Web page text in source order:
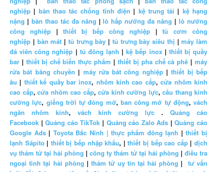
nghiệp | bàn thao tác chống tĩnh điện | kệ trung tải | kệ hạng
nặng | bàn thao tác đa năng |lò hấp nướng đa năng |lò nướng
công nghiệp|thiết bị bếp công nghiệp|tủ cơm công
nghiệp | bàn mát | tủ trưng bày | tủ trưng bày siêu thị |máy làm
đá viên công nghiệp | tủ đông lạnh |kệ bếp inox| thiết bị quầy
bar | thiết bị chế biến thực phẩm | thiết bị pha chế cà phê | máy
rửa bát băng chuyền | máy rửa bát công nghiệp|thiết bị bếp
âu | thiết kế quầy bar inox, nhôm kính cao cấp,cửa nhôm kính
cao cấp, cửa nhôm cao cấp, cửa kính cường lực, cầu thang kính
cường lực, giếng trời tự đóng mở, ban công mở tự động, vách
ngăn nhôm kính, vách kính cường lực . Quảng cáo
Facebook |Quảng cáo TikTok | Quảng cáo Zalo Ads |Quảng cáo
Google Ads| Toyota Bắc Ninh | thực phẩm đông lạnh |thiết bị
lạnh Sápito | thiết bị bếp nhập khẩu, |thiết bị bếp cao cấp|dịch
vụ thám tử tại hải phòng | công ty thám tử tại hải phòng | điều tra
ngoại tình tại hải phòng |thám tử uy tín tại hải phòng | tư vấn